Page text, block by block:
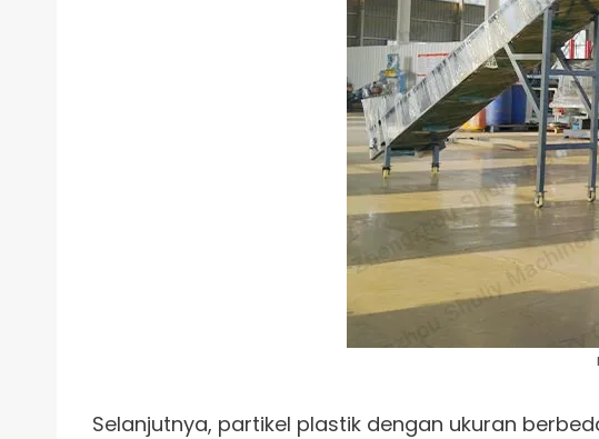
Selanjutnya, partikel plastik dengan ukuran